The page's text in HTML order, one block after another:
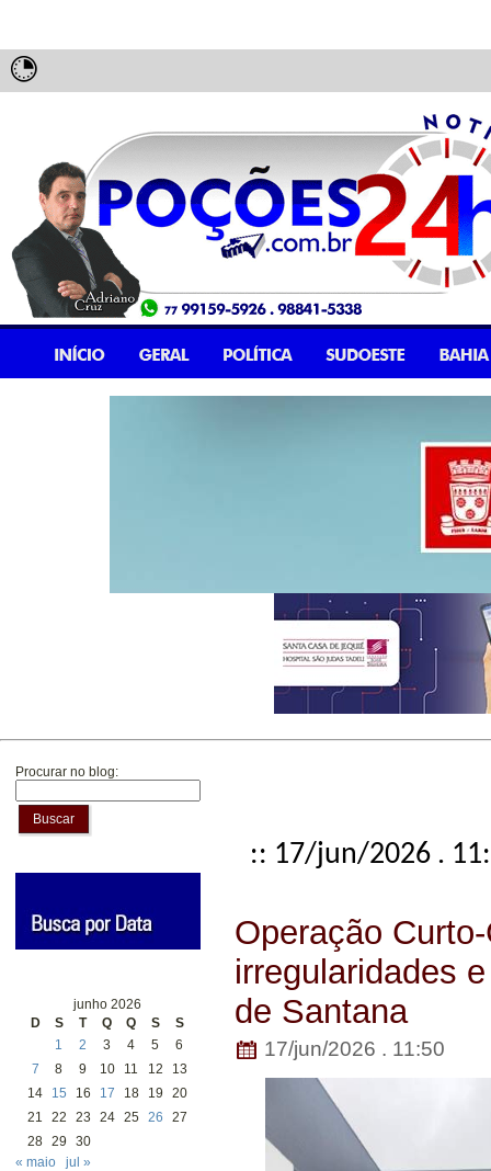
Procurar no blog:
Buscar
junho 2026
D
S T Q Q S
S
1
2 3 4 5
6
7
8 9 10 11 12
13
14
15 16 17 18 19
20
21
22 23 24 25 26
27
28 29
30
« maio
jul »
:: 17/jun/2026 .
Operação
irregularidades
de Santana
17/jun/2026 . 11:50